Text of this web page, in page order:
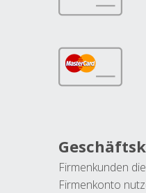
Firmenkunden
Firmenkonto